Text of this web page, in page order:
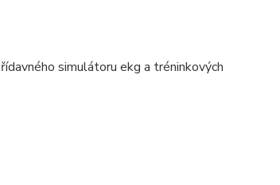
simulátoru ekg a tréninkových